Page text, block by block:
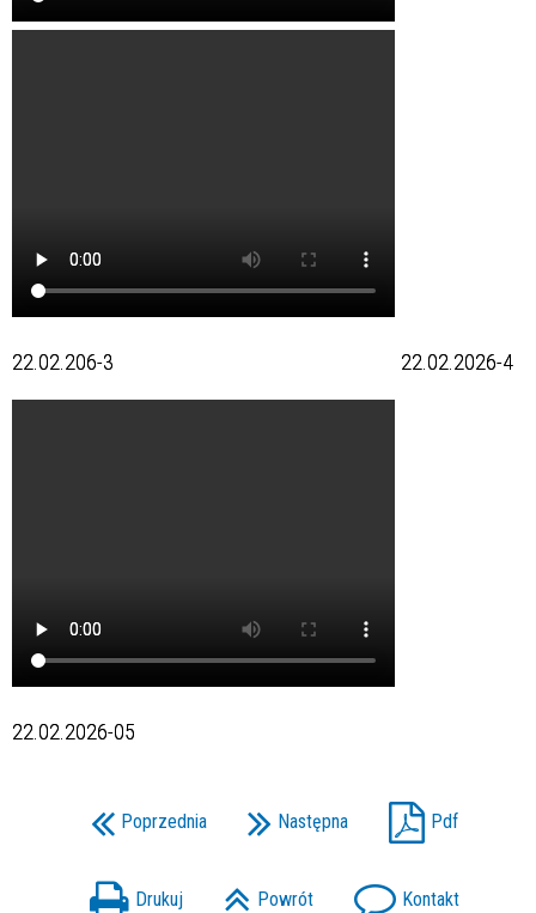
22.02.206-3 22.02.2026-4
22.02.2026-05
Poprzednia Następna Pdf
Drukuj Powrót Kontakt